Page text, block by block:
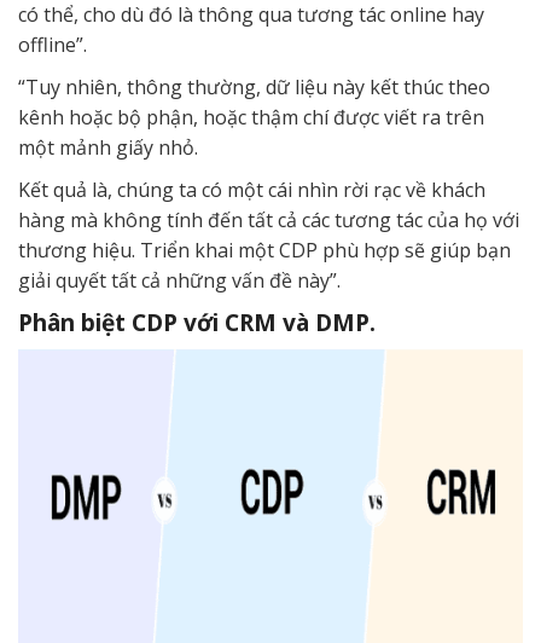
có thể, cho dù đó là thông qua tương tác online hay
offline”.
“Tuy nhiên, thông thường, dữ liệu này kết thúc theo
kênh hoặc bộ phận, hoặc thậm chí được viết ra trên
một mảnh giấy nhỏ.
Kết quả là, chúng ta có một cái nhìn rời rạc về khách
hàng mà không tính đến tất cả các tương tác của họ với
thương hiệu. Triển khai một CDP phù hợp sẽ giúp bạn
giải quyết tất cả những vấn đề này”.
Phân biệt CDP với CRM và DMP.